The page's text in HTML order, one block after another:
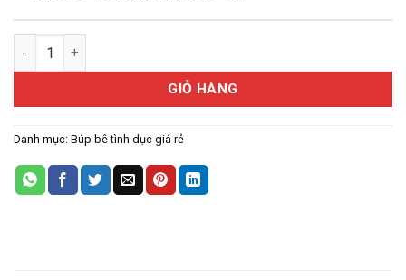
Búp bê tinh dục-Kurozawa số lượng
GIỎ HÀNG
Danh mục: Búp bê tình dục giá rẻ